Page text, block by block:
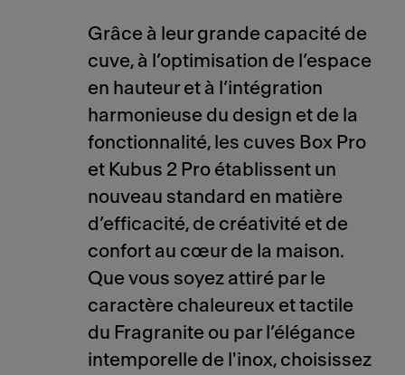
Grâce à leur grande capacité de
cuve, à l’optimisation de l’espace
en hauteur et à l’intégration
harmonieuse du design et de la
fonctionnalité, les cuves Box Pro
et Kubus 2 Pro établissent un
nouveau standard en matière
d’efficacité, de créativité et de
confort au cœur de la maison.
Que vous soyez attiré par le
caractère chaleureux et tactile
du Fragranite ou par l’élégance
intemporelle de l'inox, choisissez